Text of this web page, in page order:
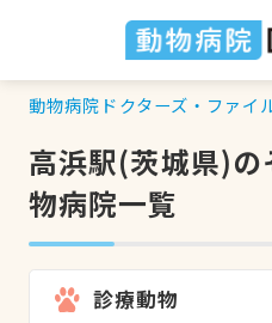
動物病院ドクターズ・ファイ
高浜駅(茨城県)
物病院一覧
診療動物